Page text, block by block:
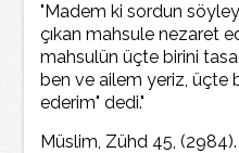
"Madem ki sordun
çıkan mahsule nezaret
mahsulün üçte birini
ben ve ailem yeriz, üçte
ederim" dedi."
Müslim, Zühd 45, (2984).